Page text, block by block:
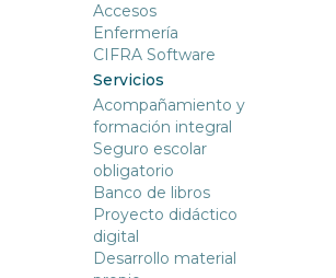
Accesos
Enfermería
CIFRA Software
Servicios
Acompañamiento y
formación integral
Seguro escolar
obligatorio
Banco de libros
Proyecto didáctico
digital
Desarrollo material